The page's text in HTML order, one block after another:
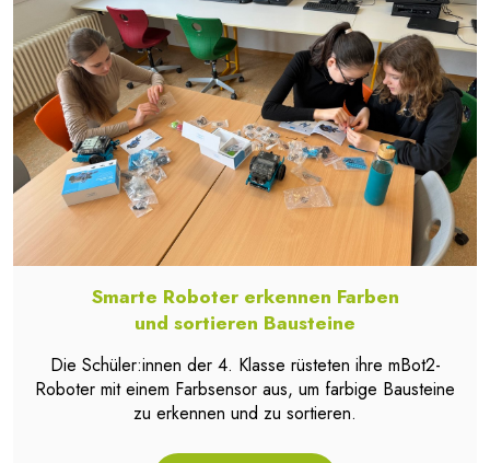
Smarte Roboter erkennen Farben
und sortieren Bausteine
Die Schüler:innen der 4. Klasse rüsteten ihre mBot2-
Roboter mit einem Farbsensor aus, um farbige Bausteine
zu erkennen und zu sortieren.